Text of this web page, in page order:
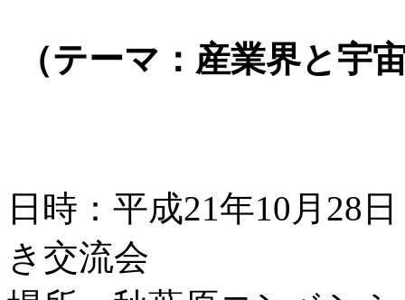
（テーマ：産業界と宇
日時：平成21年10月
き交流会